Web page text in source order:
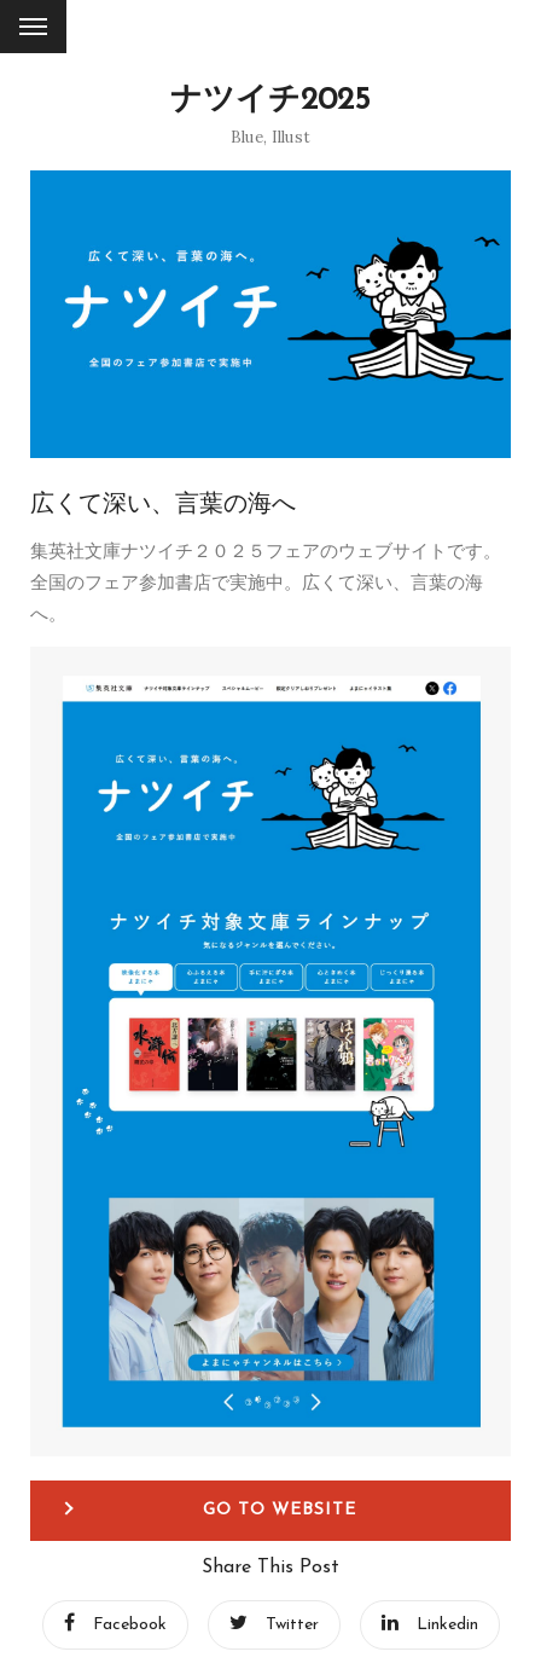
ナツイチ2025
Blue, Illust
広くて深い、言葉の海へ
集英社文庫ナツイチ２０２５フェアのウェブサイトです。
全国のフェア参加書店で実施中。広くて深い、言葉の海
へ。
GO TO WEBSITE
Share This Post
Facebook Twitter Linkedin